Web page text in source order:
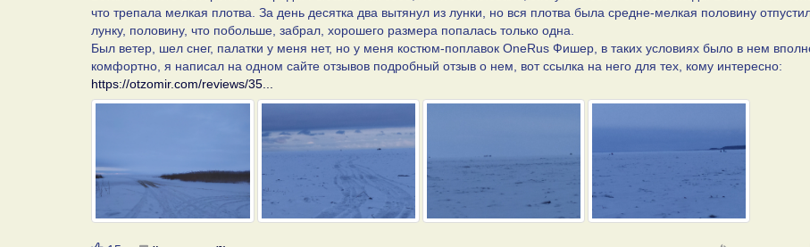
что трепала мелкая плотва. За день десятка два вытянул из лунки, но вся плотва была средне-мелкая половину
лунку, половину, что побольше, забрал, хорошего размера попалась только одна.
Был ветер, шел снег, палатки у меня нет, но у меня костюм-поплавок OneRus Фишер, в таких условиях было в нем
комфортно, я написал на одном сайте отзывов подробный отзыв о нем, вот ссылка на него для тех, кому интересно:
https://otzomir.com/reviews/35...